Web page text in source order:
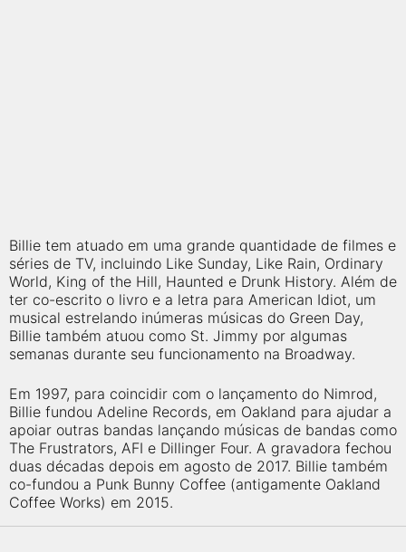
Billie tem atuado em uma grande quantidade de filmes e
séries de TV, incluindo Like Sunday, Like Rain, Ordinary
World, King of the Hill, Haunted e Drunk History. Além de
ter co-escrito o livro e a letra para American Idiot, um
musical estrelando inúmeras músicas do Green Day,
Billie também atuou como St. Jimmy por algumas
semanas durante seu funcionamento na Broadway.
Em 1997, para coincidir com o lançamento do Nimrod,
Billie fundou Adeline Records, em Oakland para ajudar a
apoiar outras bandas lançando músicas de bandas como
The Frustrators, AFI e Dillinger Four. A gravadora fechou
duas décadas depois em agosto de 2017. Billie também
co-fundou a Punk Bunny Coffee (antigamente Oakland
Coffee Works) em 2015.